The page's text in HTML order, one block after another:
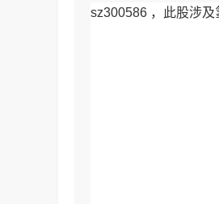
sz300586 ，此股涉及